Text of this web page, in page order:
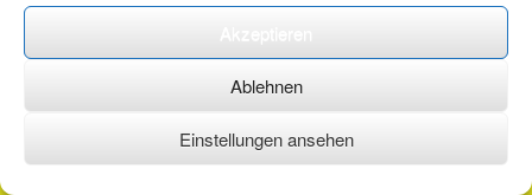
Ablehnen
Einstellungen ansehen
©2026 ·erstehilfekurs-mauch.de ·AGB ·Datenschutzerklärung ·Impressum ·